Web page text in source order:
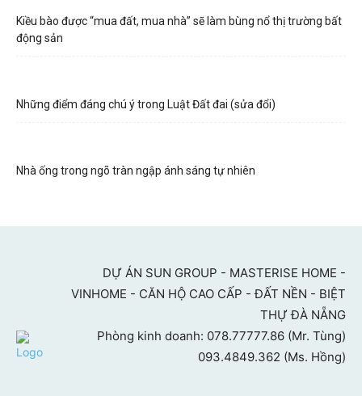
Kiều bào được “mua đất, mua nhà” sẽ làm bùng nổ thị trường bất
động sản
Những điểm đáng chú ý trong Luật Đất đai (sửa đổi)
Nhà ống trong ngõ tràn ngập ánh sáng tự nhiên
DỰ ÁN SUN GROUP - MASTERISE HOME -
VINHOME - CĂN HỘ CAO CẤP - ĐẤT NỀN - BIỆT
THỰ ĐÀ NẴNG
Phòng kinh doanh: 078.77777.86 (Mr. Tùng)
093.4849.362 (Ms. Hồng)